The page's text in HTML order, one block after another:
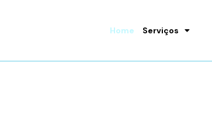
Home Serviços